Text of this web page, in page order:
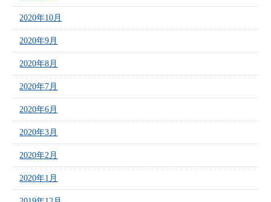
2020年10月
2020年9月
2020年8月
2020年7月
2020年6月
2020年3月
2020年2月
2020年1月